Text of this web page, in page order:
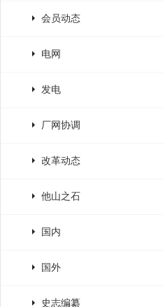
会员动态
电网
发电
厂网协调
改革动态
他山之石
国内
国外
史志编纂